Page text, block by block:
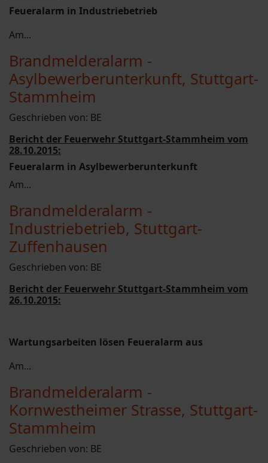
Feueralarm in Industriebetrieb
Am...
Brandmelderalarm -
Asylbewerberunterkunft, Stuttgart-
Stammheim
Geschrieben von: BE
Bericht der Feuerwehr Stuttgart-Stammheim vom
28.10.2015:
Feueralarm in Asylbewerberunterkunft
Am...
Brandmelderalarm -
Industriebetrieb, Stuttgart-
Zuffenhausen
Geschrieben von: BE
Bericht der Feuerwehr Stuttgart-Stammheim vom
26.10.2015:
Wartungsarbeiten lösen Feueralarm aus
Am...
Brandmelderalarm -
Kornwestheimer Strasse, Stuttgart-
Stammheim
Geschrieben von: BE